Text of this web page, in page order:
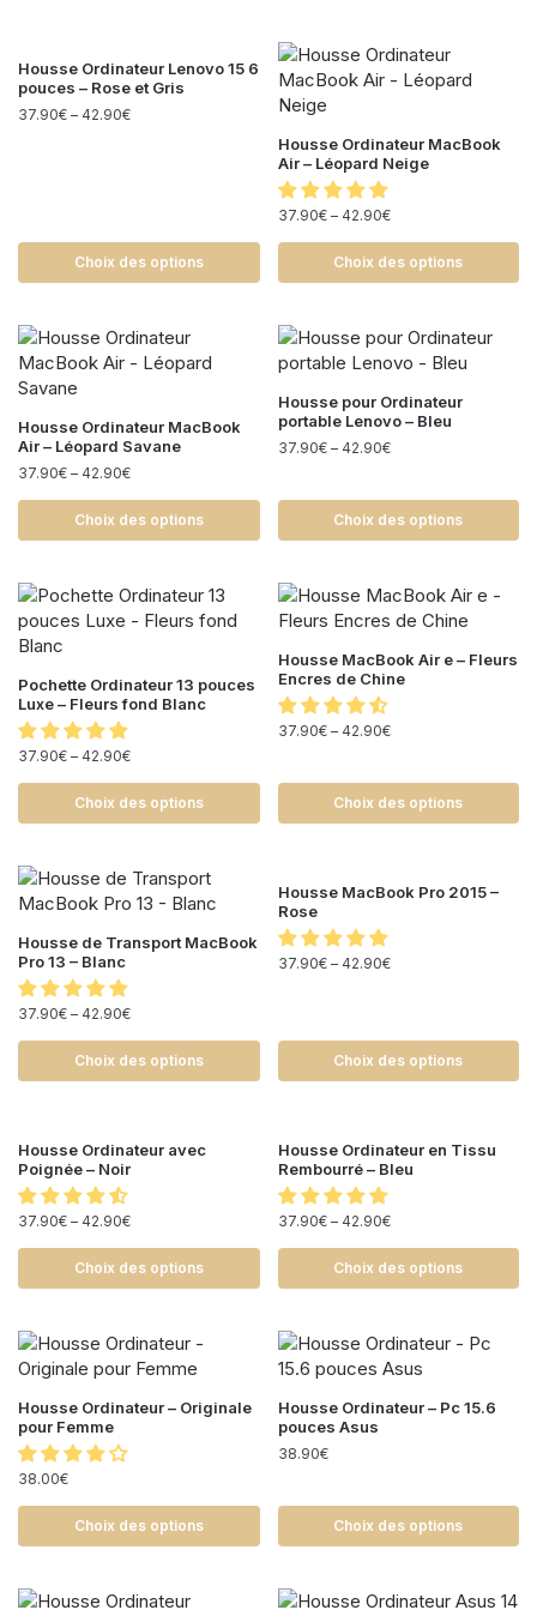
Housse Ordinateur Lenovo 15 6
pouces – Rose et Gris
37.90€ – 42.90€
Choix des options
Housse Ordinateur MacBook
Air – Léopard Neige
37.90€– 42.90€
Choix des options
Housse Ordinateur MacBook
Air – Léopard Savane
37.90€ – 42.90€
Choix des options
Housse pour Ordinateur
portable Lenovo – Bleu
37.90€– 42.90€
Choix des options
Pochette Ordinateur 13 pouces
Luxe – Fleurs fond Blanc
37.90€ – 42.90€
Choix des options
Housse MacBook Air e – Fleurs
Encres de Chine
37.90€– 42.90€
Choix des options
Housse de Transport MacBook
Pro 13 – Blanc
37.90€ – 42.90€
Choix des options
Housse MacBook Pro 2015 –
Rose
37.90€– 42.90€
Choix des options
Housse Ordinateur avec
Poignée – Noir
37.90€ – 42.90€
Choix des options
Housse Ordinateur en Tissu
Rembourré – Bleu
37.90€– 42.90€
Choix des options
Housse Ordinateur – Originale
pour Femme
38.00€
Choix des options
Housse Ordinateur – Pc 15.6
pouces Asus
38.90€
Choix des options